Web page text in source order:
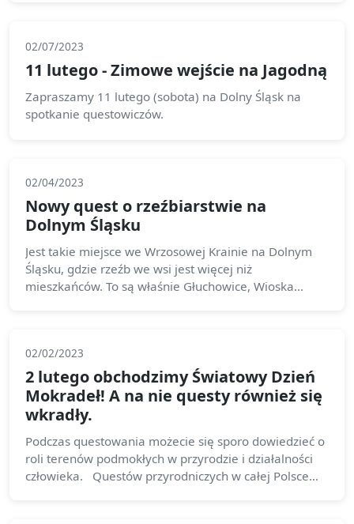
02/07/2023
11 lutego - Zimowe wejście na Jagodną
Zapraszamy 11 lutego (sobota) na Dolny Śląsk na
spotkanie questowiczów.
02/04/2023
Nowy quest o rzeźbiarstwie na
Dolnym Śląsku
Jest takie miejsce we Wrzosowej Krainie na Dolnym
Śląsku, gdzie rzeźb we wsi jest więcej niż
mieszkańców. To są właśnie Głuchowice, Wioska
02/02/2023
2 lutego obchodzimy Światowy Dzień
Mokradeł! A na nie questy również się
wkradły.
Podczas questowania możecie się sporo dowiedzieć o
roli terenów podmokłych w przyrodzie i działalności
człowieka. Questów przyrodniczych w całej Polsce